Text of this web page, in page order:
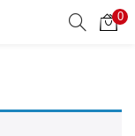
0